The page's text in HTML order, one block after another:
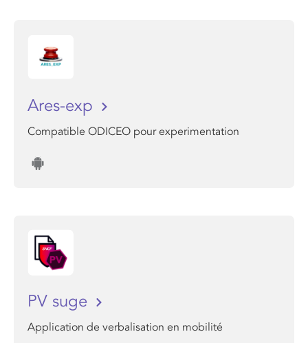
Ares-exp
Compatible ODICEO pour experimentation
PV suge
Application de verbalisation en mobilité